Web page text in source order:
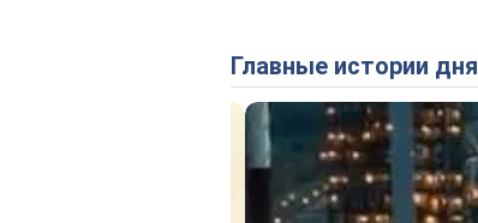
Главные истории дня